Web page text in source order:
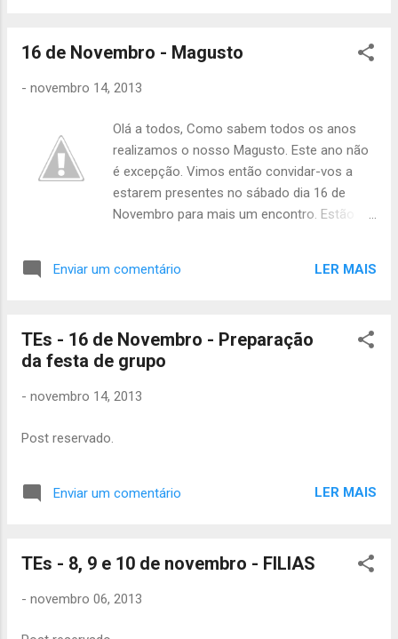
quentinhas. O Magusto começa às 18h para
lanche. Já sabem, se precisarem de faltar
Catarina Arroio Tchil
16 de Novembro - Magusto
- novembro 14, 2013
Olá a todos, Como sabem todos os anos
realizamos o nosso Magusto. Este ano não
é excepção. Vimos então convidar-vos a
estarem presentes no sábado dia 16 de
Novembro para mais um encontro. Estão
selecção de fotografias do ano escotista
Enviar um comentário LER MAIS
TEs - 16 de Novembro - Preparação
da festa de grupo
- novembro 14, 2013
Post reservado.
Enviar um comentário LER MAIS
TEs - 8, 9 e 10 de novembro - FILIAS
- novembro 06, 2013